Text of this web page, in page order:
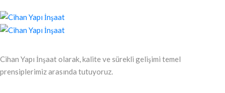
Cihan Yapı İnşaat olarak, kalite ve sürekli gelişimi temel
prensiplerimiz arasında tutuyoruz.